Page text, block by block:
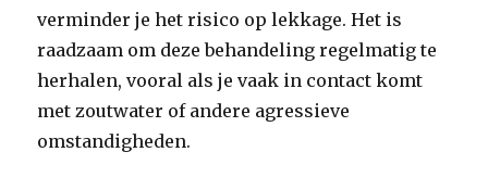
verminder je het risico op lekkage. Het is
raadzaam om deze behandeling regelmatig te
herhalen, vooral als je vaak in contact komt
met zoutwater of andere agressieve
omstandigheden.